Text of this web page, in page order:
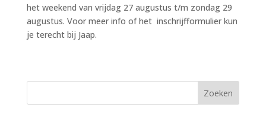
het weekend van vrijdag 27 augustus t/m zondag 29
augustus. Voor meer info of het inschrijfformulier kun
je terecht bij Jaap.